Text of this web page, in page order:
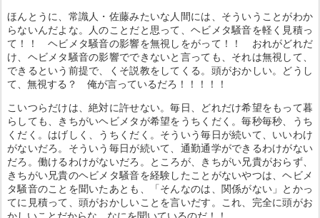
ほんとうに、常識人・佐藤みたいな人間には、そういうことがわか
らないんだよな。人のことだと思って、ヘビメタ騒音を軽く見積っ
て！！ ヘビメタ騒音の影響を無視しをがって！！ おれがどれだ
け、ヘビメタ騒音の影響でできないと言っても、それは無視して、
できるという前提で、くそ説教をしてくる。頭がおかしい。どうし
て、無視する？ 俺が言っているだろ！！！！！
こいつらだけは、絶対に許せない。毎日、どれだけ希望をもって暮
らしても、きちがいヘビメタが希望をうちくだく。毎秒毎秒、うち
くだく。はげしく、うちくだく。そういう毎日が続いて、いいわけ
がないだろ。そういう毎日が続いて、通勤通学ができるわけがない
だろ。働けるわけがないだろ。ところが、きちがい兄貴がおらず、
きちがい兄貴のヘビメタ騒音を経験したことがないやつは、ヘビメ
タ騒音のことを聞いたあとも、「そんなのは、関係がない」とかっ
てに見積って、頭がおかしいことを言いだす。これ、完全に頭がお
かしいことだからな。なにを聞いているのだ！！